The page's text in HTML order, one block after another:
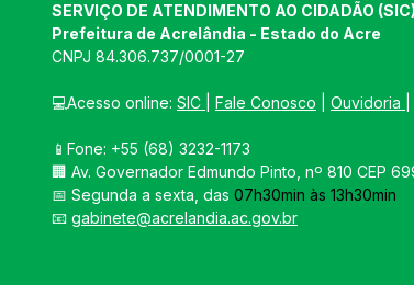
SERVIÇO DE ATENDIMENTO AO CIDADÃO
Prefeitura de Acrelândia - Estado do Acre
CNPJ 84.306.737/0001-27
💻Acesso online: SIC Fale Conosco Ouvidoria
📱Fone: +55 (68) 3232-1173
🏢 Av. Governador Edmundo Pinto, nº 810 CEP
📅 Segunda a sexta, das 07h30min às 13h30min
📧 gabinete@acrelandia.ac.gov.br